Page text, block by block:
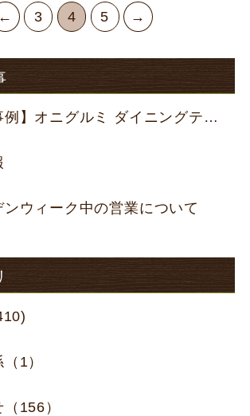
← 3 4 5 →
】オニグルミ ダイニングテーブル
ンウィーク中の営業について
1）
156）